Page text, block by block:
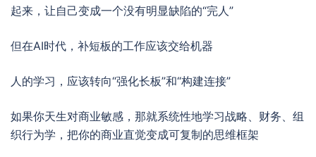
起来，让自己变成一个没有明显缺陷的“完人”
但在AI时代，补短板的工作应该交给机器
人的学习，应该转向“强化长板”和“构建连接”
如果你天生对商业敏感，那就系统性地学习战略、财务、组
织行为学，把你的商业直觉变成可复制的思维框架